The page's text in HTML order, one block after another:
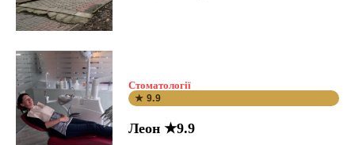
Стоматології
★ 9.9
Леон ★9.9